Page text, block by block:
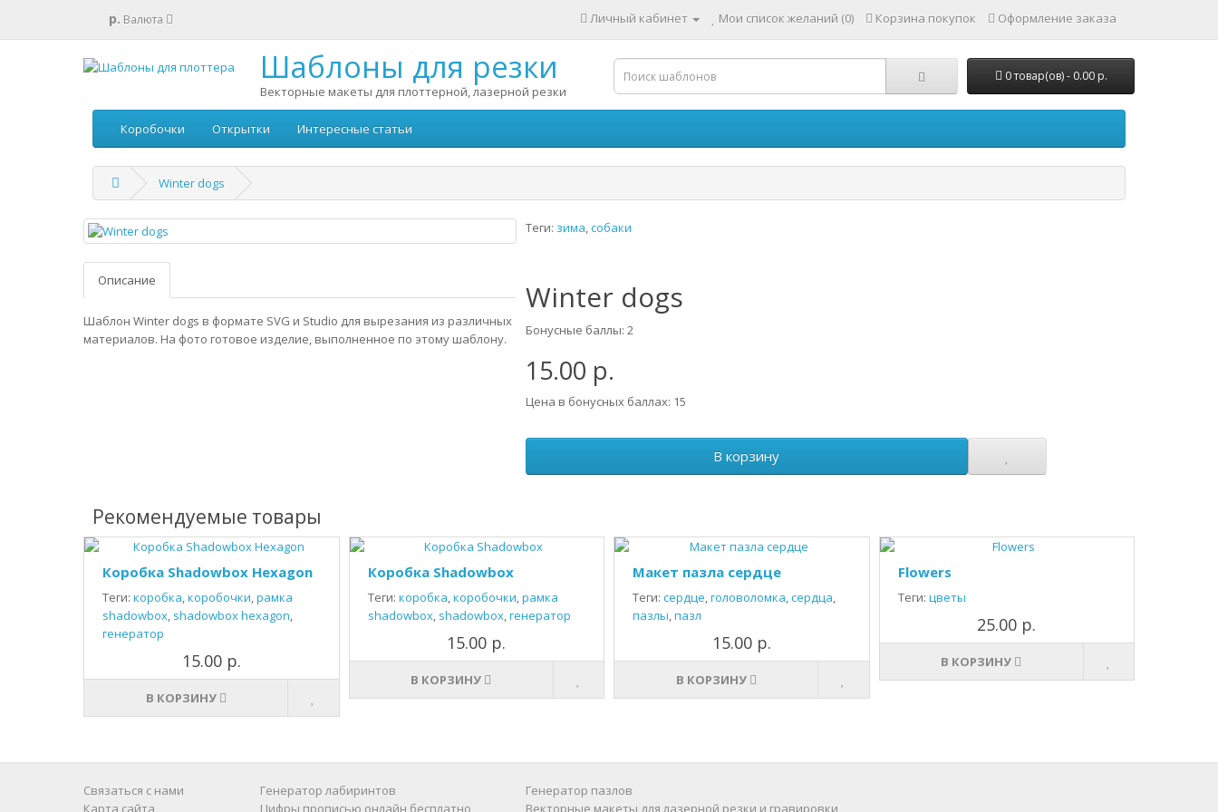
р. Валюта Личный кабинет Мои список желаний (0) Корзина покупок Оформление заказа
Шаблоны для резки
Векторные макеты для плоттерной, лазерной резки
0 товар(ов) - 0.00 р.
Коробочки Открытки Интересные статьи
Winter dogs
Описание
Шаблон Winter dogs в формате SVG и Studio для вырезания из различных
материалов. На фото готовое изделие, выполненное по этому шаблону.
Теги: зима,собаки
Winter dogs
Бонусные баллы: 2
15.00 р.
Цена в бонусных баллах: 15
В корзину
Рекомендуемые товары
Коробка Shadowbox Hexagon
Теги: коробка,коробочки,рамка
shadowbox, shadowbox hexagon,
генератор
15.00 р.
В КОРЗИНУ
Коробка Shadowbox
Теги: коробка,коробочки,рамка
shadowbox, shadowbox,генератор
15.00 р.
В КОРЗИНУ
Макет пазла сердце
Теги: сердце,головоломка,сердца,
пазлы,пазл
15.00 р.
В КОРЗИНУ
Flowers
Теги: цветы
25.00 р.
В КОРЗИНУ
Связаться с нами
Карта сайта
Генератор лабиринтов
Цифры прописью онлайн бесплатно
Генератор пазлов
Векторные макеты для лазерной резки и гравировки